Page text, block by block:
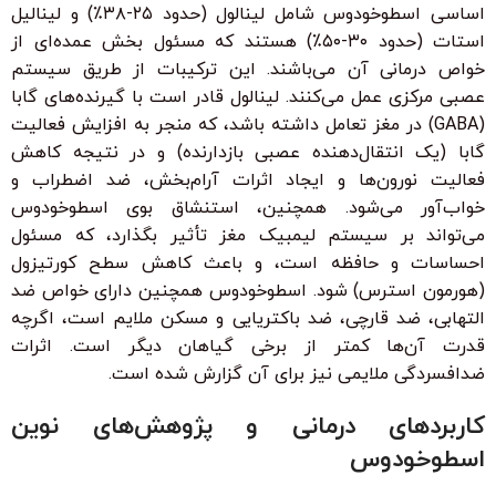
اساسی اسطوخودوس شامل لینالول (حدود ۲۵-۳۸٪) و لینالیل
استات (حدود ۳۰-۵۰٪) هستند که مسئول بخش عمده‌ای از
خواص درمانی آن می‌باشند. این ترکیبات از طریق سیستم
عصبی مرکزی عمل می‌کنند. لینالول قادر است با گیرنده‌های گابا
(GABA) در مغز تعامل داشته باشد، که منجر به افزایش فعالیت
گابا (یک انتقال‌دهنده عصبی بازدارنده) و در نتیجه کاهش
فعالیت نورون‌ها و ایجاد اثرات آرام‌بخش، ضد اضطراب و
خواب‌آور می‌شود. همچنین، استنشاق بوی اسطوخودوس
می‌تواند بر سیستم لیمبیک مغز تأثیر بگذارد، که مسئول
احساسات و حافظه است، و باعث کاهش سطح کورتیزول
(هورمون استرس) شود. اسطوخودوس همچنین دارای خواص ضد
التهابی، ضد قارچی، ضد باکتریایی و مسکن ملایم است، اگرچه
قدرت آن‌ها کمتر از برخی گیاهان دیگر است. اثرات
ضدافسردگی ملایمی نیز برای آن گزارش شده است.
کاربردهای درمانی و پژوهش‌های نوین
اسطوخودوس